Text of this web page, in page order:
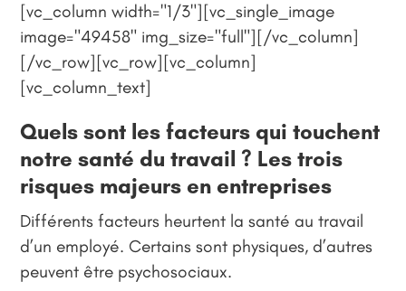
[vc_column width="1/3"][vc_single_image
image="49458" img_size="full"][/vc_column]
[/vc_row][vc_row][vc_column]
[vc_column_text]
Quels sont les facteurs qui touchent
notre santé du travail ? Les trois
risques majeurs en entreprises
Différents facteurs heurtent la santé au travail
d’un employé. Certains sont physiques, d’autres
peuvent être psychosociaux.